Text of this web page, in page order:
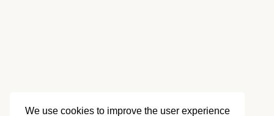
We use cookies to improve the user experience